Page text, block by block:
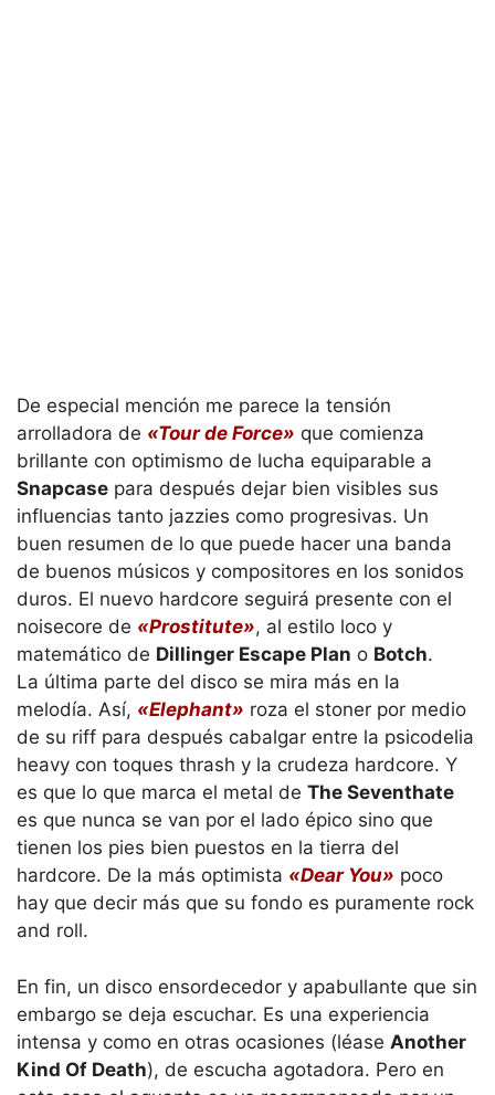
De especial mención me parece la tensión
arrolladora de «Tour de Force» que comienza
brillante con optimismo de lucha equiparable a
Snapcase para después dejar bien visibles sus
influencias tanto jazzies como progresivas. Un
buen resumen de lo que puede hacer una banda
de buenos músicos y compositores en los sonidos
duros. El nuevo hardcore seguirá presente con el
noisecore de «Prostitute», al estilo loco y
matemático de Dillinger Escape Plan o Botch.
La última parte del disco se mira más en la
melodía. Así, «Elephant» roza el stoner por medio
de su riff para después cabalgar entre la psicodelia
heavy con toques thrash y la crudeza hardcore. Y
es que lo que marca el metal de The Seventhate
es que nunca se van por el lado épico sino que
tienen los pies bien puestos en la tierra del
hardcore. De la más optimista «Dear You» poco
hay que decir más que su fondo es puramente rock
and roll.
En fin, un disco ensordecedor y apabullante que sin
embargo se deja escuchar. Es una experiencia
intensa y como en otras ocasiones (léase Another
Kind Of Death), de escucha agotadora. Pero en